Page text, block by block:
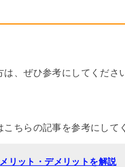
、ぜひ参考にしてくださ
ちらの記事を参考にして
リット・デメリットを解説